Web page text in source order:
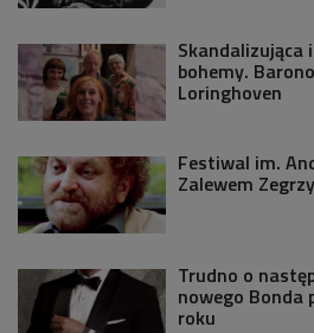
Skandalizująca
bohemy.
Loringhoven
Festiwal im.
Zalewem
Trudno o
nowego Bonda
roku